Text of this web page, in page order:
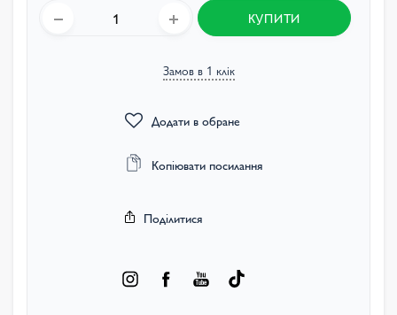
КУПИТИ
Замов в 1 клік
Додати в обране
Копіювати посилання
Поділитися